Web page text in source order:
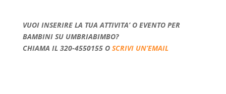
VUOI INSERIRE LA TUA ATTIVITA’ O EVENTO PER
BAMBINI SU UMBRIABIMBO?
CHIAMA IL 320-4550155 O SCRIVI UN’EMAIL